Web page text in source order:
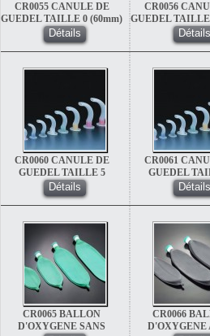
CR0055 CANULE DE
GUEDEL TAILLE 0 (60mm)
NOIR
Détails
CR0056
GUEDEL TAILLE
BLANC
Détails
CR0060 CANULE DE
GUEDEL TAILLE 5
(110mm) ORANGE
Détails
CR0061
GUEDEL
(120mm)Détails
CR0065 BALLON
D'OXYGENE SANS
CR0066
D'OXYGENE